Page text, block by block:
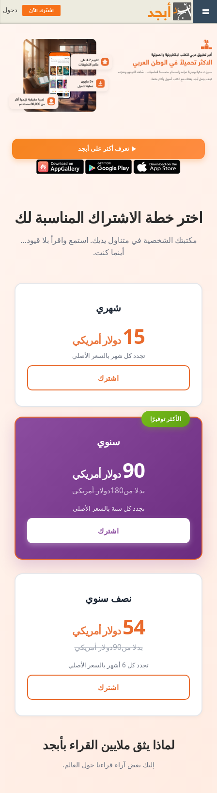
تعرف أكثر على أبجد
اختر خطة الاشتراك المناسبة لك
مكتبتك الشخصية في متناول يديك. استمع واقرأ بلا قيود…
أينما كنت.
شهري
15 دولار أمريكي
تجدد كل شهر بالسعر الأصلي
اشترك
الأكثر توفيرًا
سنوي
90دولار أمريكي
بدلا من180دولار أمريكي
تجدد كل سنة بالسعر الأصلي
اشترك
نصف سنوي
54 دولار أمريكي
بدلا من90دولار أمريكي
تجدد كل 6 أشهر بالسعر الأصلي
اشترك
لماذا يثق ملايين القراء بأبجد
إليك بعض آراء قراءنا حول العالم.
اشترك الآن دخول